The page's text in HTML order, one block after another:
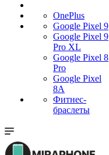
OnePlus
Google Pixel 9
Google Pixel 9
Pro XL
Google Pixel 8
Pro
Google Pixel
8A
Фитнес-
браслеты